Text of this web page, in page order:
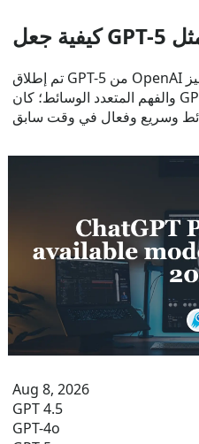
تم إطلاق GPT-5 من OpenAI كخطوة للأمام في التفكير والترميز
والفهم المتعدد الوسائط؛ كان GPT-4o (سلسلة "Omni") عبارة
Aug 8, 2026
GPT 4.5
GPT-4o